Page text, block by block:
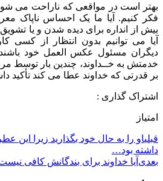
بهتر است در مواقعی که ناراحت می
فکر کنیم. آیا ما یک احساس ناپاک
بیش از انداره برای دیده شدن و یا
آیا می توانیم بدون انتظار از کسی
دیگران مسئول عکس العمل خود
خدمتش به خــداوند، چندین بار توسط
بر قدرتی که خداوند عطا می کند تأکید
اشتراک گذاری :
امتیاز
قبلیاو را به حال خود بگذارید زیرا این
داشته بود…
بعدی ﺁﯾﺎ ﺧﺪﺍﻭﻧﺪ ﺑﺮﺍﯼ ﺑﻨﺪﮔﺎﻧﺶ ﮐﺎﻓﯽ